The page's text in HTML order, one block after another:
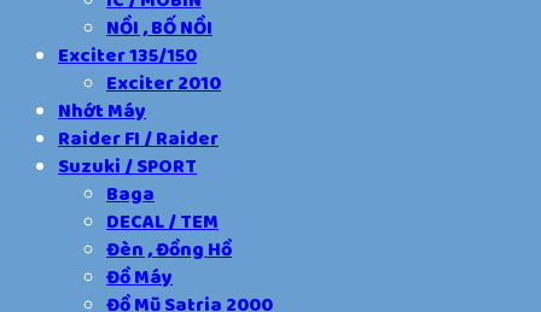
NỒI , BỐ NỒI
Exciter 135/150
Exciter 2010
Nhớt Máy
Raider FI / Raider
Suzuki / SPORT
Baga
DECAL / TEM
Đèn , Đồng Hồ
Đồ Máy
Đồ Mũ Satria 2000